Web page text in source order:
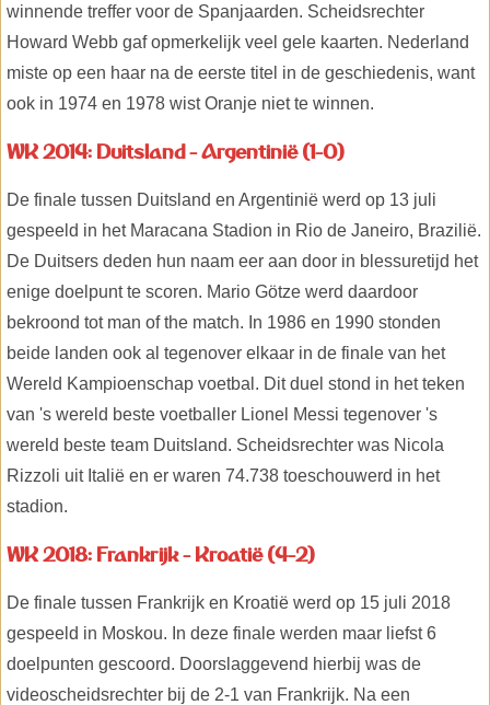
winnende treffer voor de Spanjaarden. Scheidsrechter
Howard Webb gaf opmerkelijk veel gele kaarten. Nederland
miste op een haar na de eerste titel in de geschiedenis, want
ook in 1974 en 1978 wist Oranje niet te winnen.
WK 2014: Duitsland - Argentinië (1-0)
De finale tussen Duitsland en Argentinië werd op 13 juli
gespeeld in het Maracana Stadion in Rio de Janeiro, Brazilië.
De Duitsers deden hun naam eer aan door in blessuretijd het
enige doelpunt te scoren. Mario Götze werd daardoor
bekroond tot man of the match. In 1986 en 1990 stonden
beide landen ook al tegenover elkaar in de finale van het
Wereld Kampioenschap voetbal. Dit duel stond in het teken
van 's wereld beste voetballer Lionel Messi tegenover 's
wereld beste team Duitsland. Scheidsrechter was Nicola
Rizzoli uit Italië en er waren 74.738 toeschouwerd in het
stadion.
WK 2018: Frankrijk - Kroatië (4-2)
De finale tussen Frankrijk en Kroatië werd op 15 juli 2018
gespeeld in Moskou. In deze finale werden maar liefst 6
doelpunten gescoord. Doorslaggevend hierbij was de
videoscheidsrechter bij de 2-1 van Frankrijk. Na een